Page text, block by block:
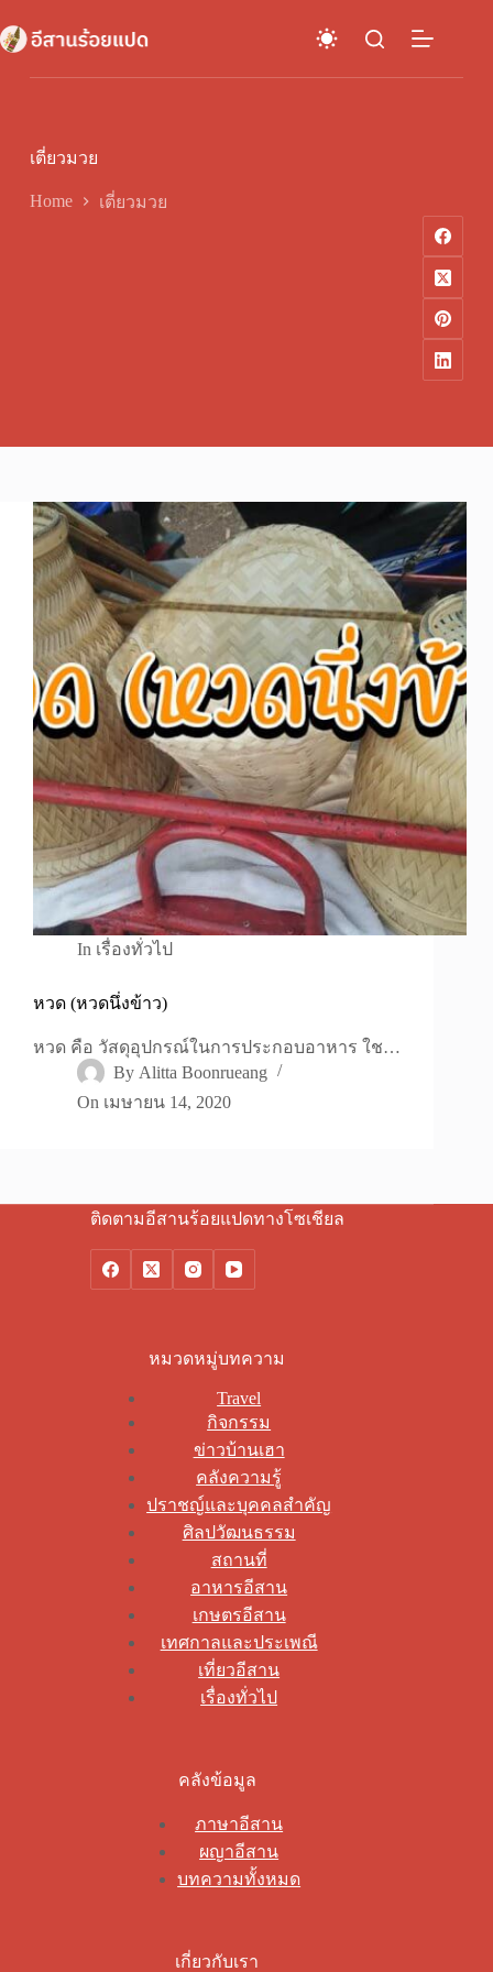
to
content
เตี่ยวมวย
Home เตี่ยวมวย
In เรื่องทั่วไป
หวด (หวดนึ่งข้าว)
หวด คือ วัสดุอุปกรณ์ในการประกอบอาหาร ใช…
By Alitta Boonrueang
On เมษายน 14, 2020
ติดตามอีสานร้อยแปดทางโซเชียล
หมวดหมู่บทความ
Travel
กิจกรรม
ข่าวบ้านเฮา
คลังความรู้
ปราชญ์และบุคคลสำคัญ
ศิลปวัฒนธรรม
สถานที่
อาหารอีสาน
เกษตรอีสาน
เทศกาลและประเพณี
เที่ยวอีสาน
เรื่องทั่วไป
คลังข้อมูล
ภาษาอีสาน
ผญาอีสาน
บทความทั้งหมด
เกี่ยวกับเรา